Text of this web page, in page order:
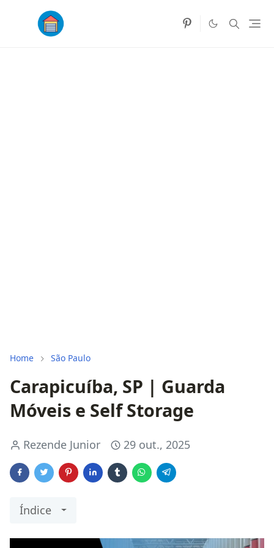
Home São Paulo
Carapicuíba, SP | Guarda
Móveis e Self Storage
Rezende Junior 29 out., 2025
Índice